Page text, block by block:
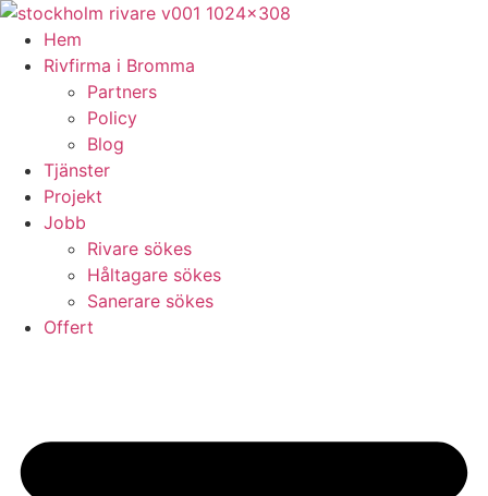
Skip
content
Hem
Rivfirma i Bromma
Partners
Policy
Blog
Tjänster
Projekt
Jobb
Rivare sökes
Håltagare sökes
Sanerare sökes
Offert